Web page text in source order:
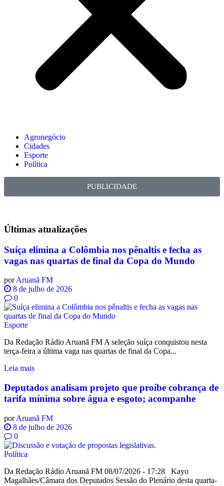
Agronegócio
Cidades
Esporte
Política
PUBLICIDADE
Últimas atualizações
Suíça elimina a Colômbia nos pênaltis e fecha as
vagas nas quartas de final da Copa do Mundo
porAruanã FM
8 de julho de 2026
0
Esporte
Da Redação Rádio Aruanã FM A seleção suíça conquistou nesta
terça-feira a última vaga nas quartas de final da Copa...
Leia mais
Deputados analisam projeto que proíbe cobrança de
tarifa mínima sobre água e esgoto; acompanhe
por Aruanã FM
8 de julho de 2026
0
Política
Da Redação Rádio Aruanã FM 08/07/2026 - 17:28 Kayo
Magalhães/Câmara dos Deputados Sessão do Plenário desta quarta-